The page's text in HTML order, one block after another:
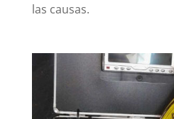
las causas.